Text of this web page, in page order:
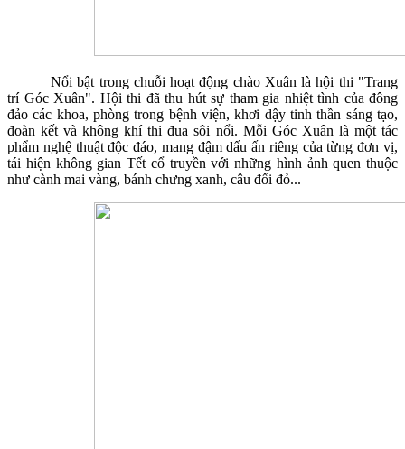
Nổi bật trong chuỗi hoạt động chào Xuân là hội thi "Trang
trí Góc Xuân". Hội thi đã thu hút sự tham gia nhiệt tình của đông
đảo các khoa, phòng trong bệnh viện, khơi dậy tinh thần sáng tạo,
đoàn kết và không khí thi đua sôi nổi. Mỗi Góc Xuân là một tác
phẩm nghệ thuật độc đáo, mang đậm dấu ấn riêng của từng đơn vị,
tái hiện không gian Tết cổ truyền với những hình ảnh quen thuộc
như cành mai vàng, bánh chưng xanh, câu đối đỏ...